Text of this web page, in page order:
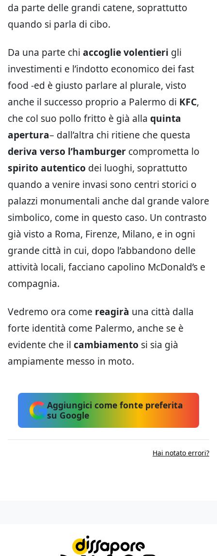
da parte delle grandi catene, soprattutto
quando si parla di cibo.
Da una parte chi accoglie volentieri gli
investimenti e l’indotto economico dei fast
food -ed è giusto parlare al plurale, visto
anche il successo proprio a Palermo di KFC,
che col suo pollo fritto è già alla quinta
apertura– dall’altra chi ritiene che questa
deriva verso l’hamburger comprometta lo
spirito autentico dei luoghi, soprattutto
quando a venire invasi sono centri storici o
palazzi monumentali anche dal grande valore
simbolico, come in questo caso. Un contrasto
già visto a Roma, Firenze, Milano, e in ogni
grande città in cui, dopo l’abbandono delle
attività locali, facciano capolino McDonald’s e
compagnia.
Vedremo ora come reagirà una città dalla
forte identità come Palermo, anche se è
evidente che il cambiamento si sia già
ampiamente messo in moto.
Aggiungici come fonte preferita
su Google
Hai notato errori?